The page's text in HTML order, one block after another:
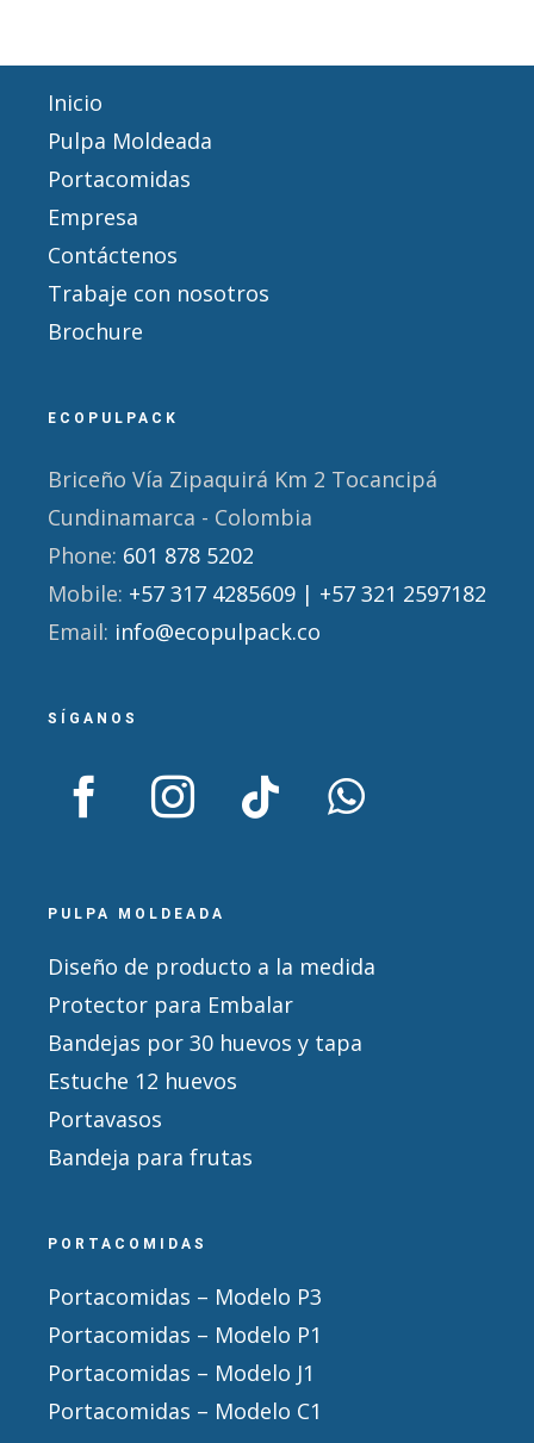
Inicio
Pulpa Moldeada
Portacomidas
Empresa
Contáctenos
Trabaje con nosotros
Brochure
ECOPULPACK
Briceño Vía Zipaquirá Km 2 Tocancipá
Cundinamarca - Colombia
Phone: 601 878 5202
Mobile: +57 317 4285609 | +57 321 2597182
Email: info@ecopulpack.co
SÍGANOS
PULPA MOLDEADA
Diseño de producto a la medida
Protector para Embalar
Bandejas por 30 huevos y tapa
Estuche 12 huevos
Portavasos
Bandeja para frutas
PORTACOMIDAS
Portacomidas – Modelo P3
Portacomidas – Modelo P1
Portacomidas – Modelo J1
Portacomidas – Modelo C1